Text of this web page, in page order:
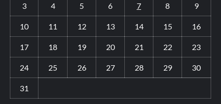
3 4 5 6 7 8 9
10 11 12 13 14 15 16
17 18 19 20 21 22 23
24 25 26 27 28 29 30
31